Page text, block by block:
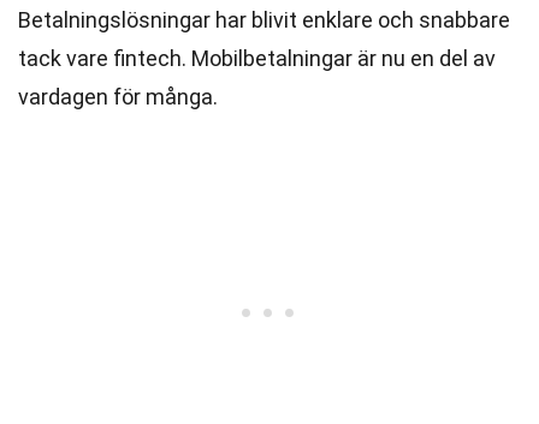
Betalningslösningar har blivit enklare och snabbare
tack vare fintech. Mobilbetalningar är nu en del av
vardagen för många.